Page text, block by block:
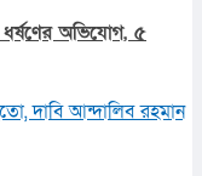
ধর্ষণের অভিযোগ, ৫